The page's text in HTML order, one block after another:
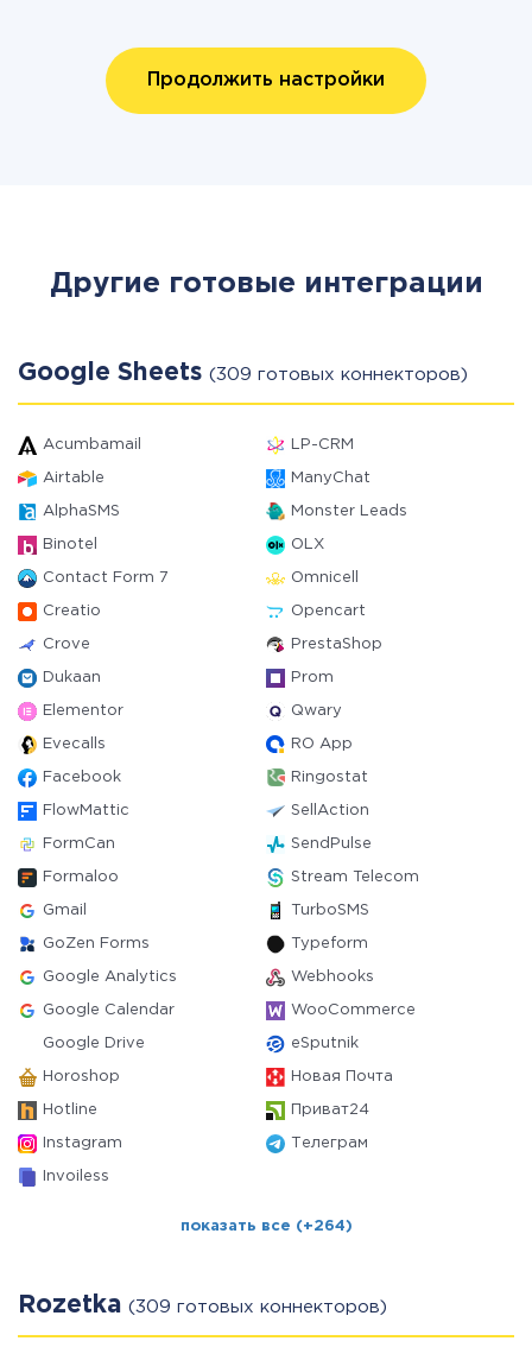
Продолжить настройки
Другие готовые интеграции
Google Sheets (309 готовых коннекторов)
Acumbamail LP-CRM
Airtable ManyChat
AlphaSMS Monster Leads
Binotel OLX
Contact Form 7 Omnicell
Creatio Opencart
Crove PrestaShop
Dukaan Prom
Elementor Qwary
Evecalls RO App
Facebook Ringostat
FlowMattic SellAction
FormCan SendPulse
Formaloo Stream Telecom
Gmail TurboSMS
GoZen Forms Typeform
Google Analytics Webhooks
Google Calendar WooCommerce
Google Drive eSputnik
Horoshop Новая Почта
Hotline Приват24
Instagram Телеграм
Invoiless
показать все (+264)
Rozetka (309 готовых коннекторов)